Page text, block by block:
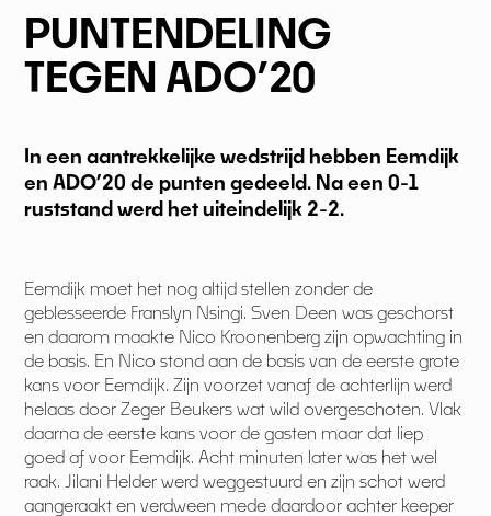
PUNTENDELING
TEGEN ADO’20
In een aantrekkelijke wedstrijd hebben Eemdijk
en ADO’20 de punten gedeeld. Na een 0-1
ruststand werd het uiteindelijk 2-2.
Eemdijk moet het nog altijd stellen zonder de
geblesseerde Franslyn Nsingi. Sven Deen was geschorst
en daarom maakte Nico Kroonenberg zijn opwachting in
de basis. En Nico stond aan de basis van de eerste grote
kans voor Eemdijk. Zijn voorzet vanaf de achterlijn werd
helaas door Zeger Beukers wat wild overgeschoten. Vlak
daarna de eerste kans voor de gasten maar dat liep
goed af voor Eemdijk. Acht minuten later was het wel
raak. Jilani Helder werd weggestuurd en zijn schot werd
aangeraakt en verdween mede daardoor achter keeper